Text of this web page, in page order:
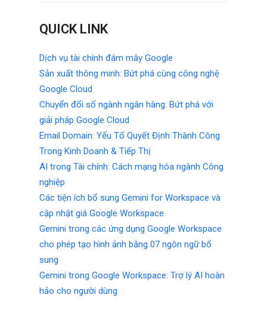
QUICK LINK
Dịch vụ tài chính đám mây Google
Sản xuất thông minh: Bứt phá cùng công nghệ
Google Cloud
Chuyển đổi số ngành ngân hàng: Bứt phá với
giải pháp Google Cloud
Email Domain: Yếu Tố Quyết Định Thành Công
Trong Kinh Doanh & Tiếp Thị
AI trong Tài chính: Cách mạng hóa ngành Công
nghiệp
Các tiện ích bổ sung Gemini for Workspace và
cập nhật giá Google Workspace
Gemini trong các ứng dụng Google Workspace
cho phép tạo hình ảnh bằng 07 ngôn ngữ bổ
sung
Gemini trong Google Workspace: Trợ lý AI hoàn
hảo cho người dùng